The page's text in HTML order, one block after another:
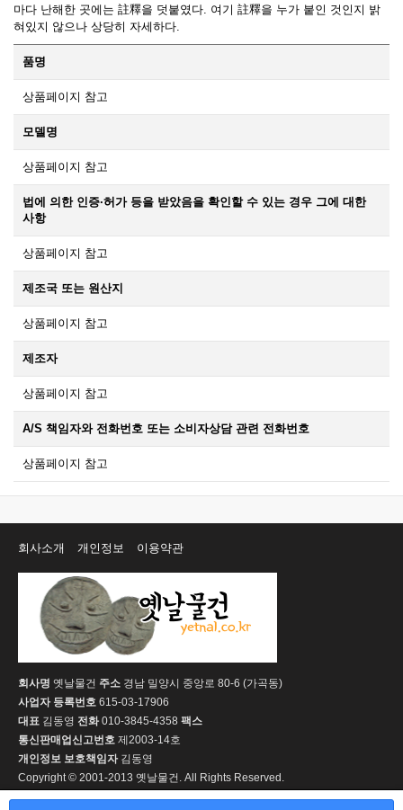
마다 난해한 곳에는 註釋을 덧붙였다. 여기 註釋을 누가 붙인 것인지 밝
혀있지 않으나 상당히 자세하다.
품명
상품페이지 참고
모델명
상품페이지 참고
법에 의한 인증·허가 등을 받았음을 확인할 수 있는 경우 그에 대한
사항
상품페이지 참고
제조국 또는 원산지
상품페이지 참고
제조자
상품페이지 참고
A/S 책임자와 전화번호 또는 소비자상담 관련 전화번호
상품페이지 참고
회사소개 개인정보 이용약관
회사명 옛날물건 주소 경남 밀양시 중앙로 80-6 (가곡동)
사업자 등록번호 615-03-17906
대표 김동영 전화010-3845-4358 팩스
통신판매업신고번호 제2003-14호
개인정보 보호책임자김동영
Copyright © 2001-2013 옛날물건. All Rights Reserved.